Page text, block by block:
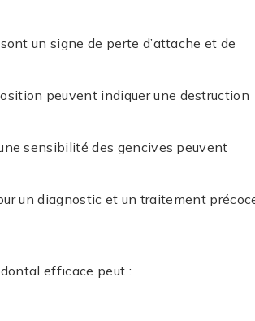
un signe de perte d’attache et de
peuvent indiquer une destruction
sensibilité des gencives peuvent
un diagnostic et un traitement
efficace peut :